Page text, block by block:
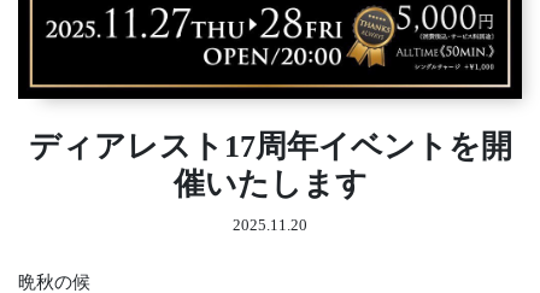
ディアレスト17周年イベントを開
催いたします
2025.11.20
晩秋の候